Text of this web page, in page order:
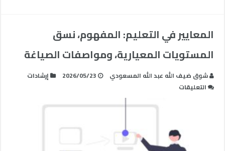
المعايير في التعليم: المفهوم، نسق
المستويات المعيارية، ومواصفات الصياغة
شوق ضيف الله عبد الله المسعودي 2026/05/23
إرشادات
التعليقات
المفهوم،
نسق